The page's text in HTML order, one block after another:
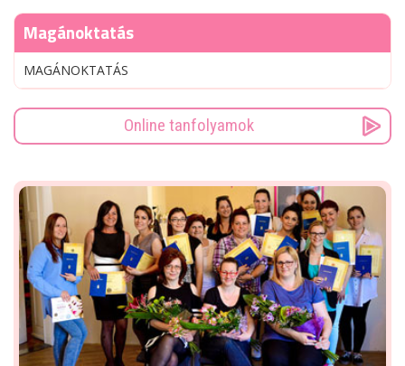
Magánoktatás
MAGÁNOKTATÁS
Online tanfolyamok